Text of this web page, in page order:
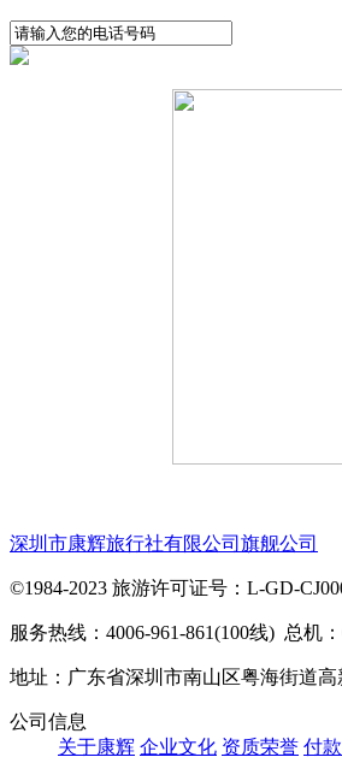
深圳市康辉旅行社有限公司旗舰公司
©1984-2023 旅游许可证号：L-GD-
服务热线：4006-961-861(100线) 总机
地址：广东省深圳市南山区粤海街道
公司信息
关于康辉 企业文化 资质荣誉 付